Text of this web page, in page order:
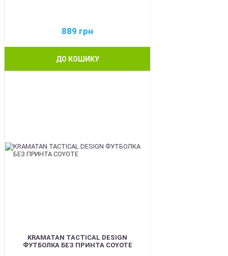
889 грн
ДО КОШИКУ
KRAMATAN TACTICAL DESIGN
ФУТБОЛКА БЕЗ ПРИНТА COYOTE